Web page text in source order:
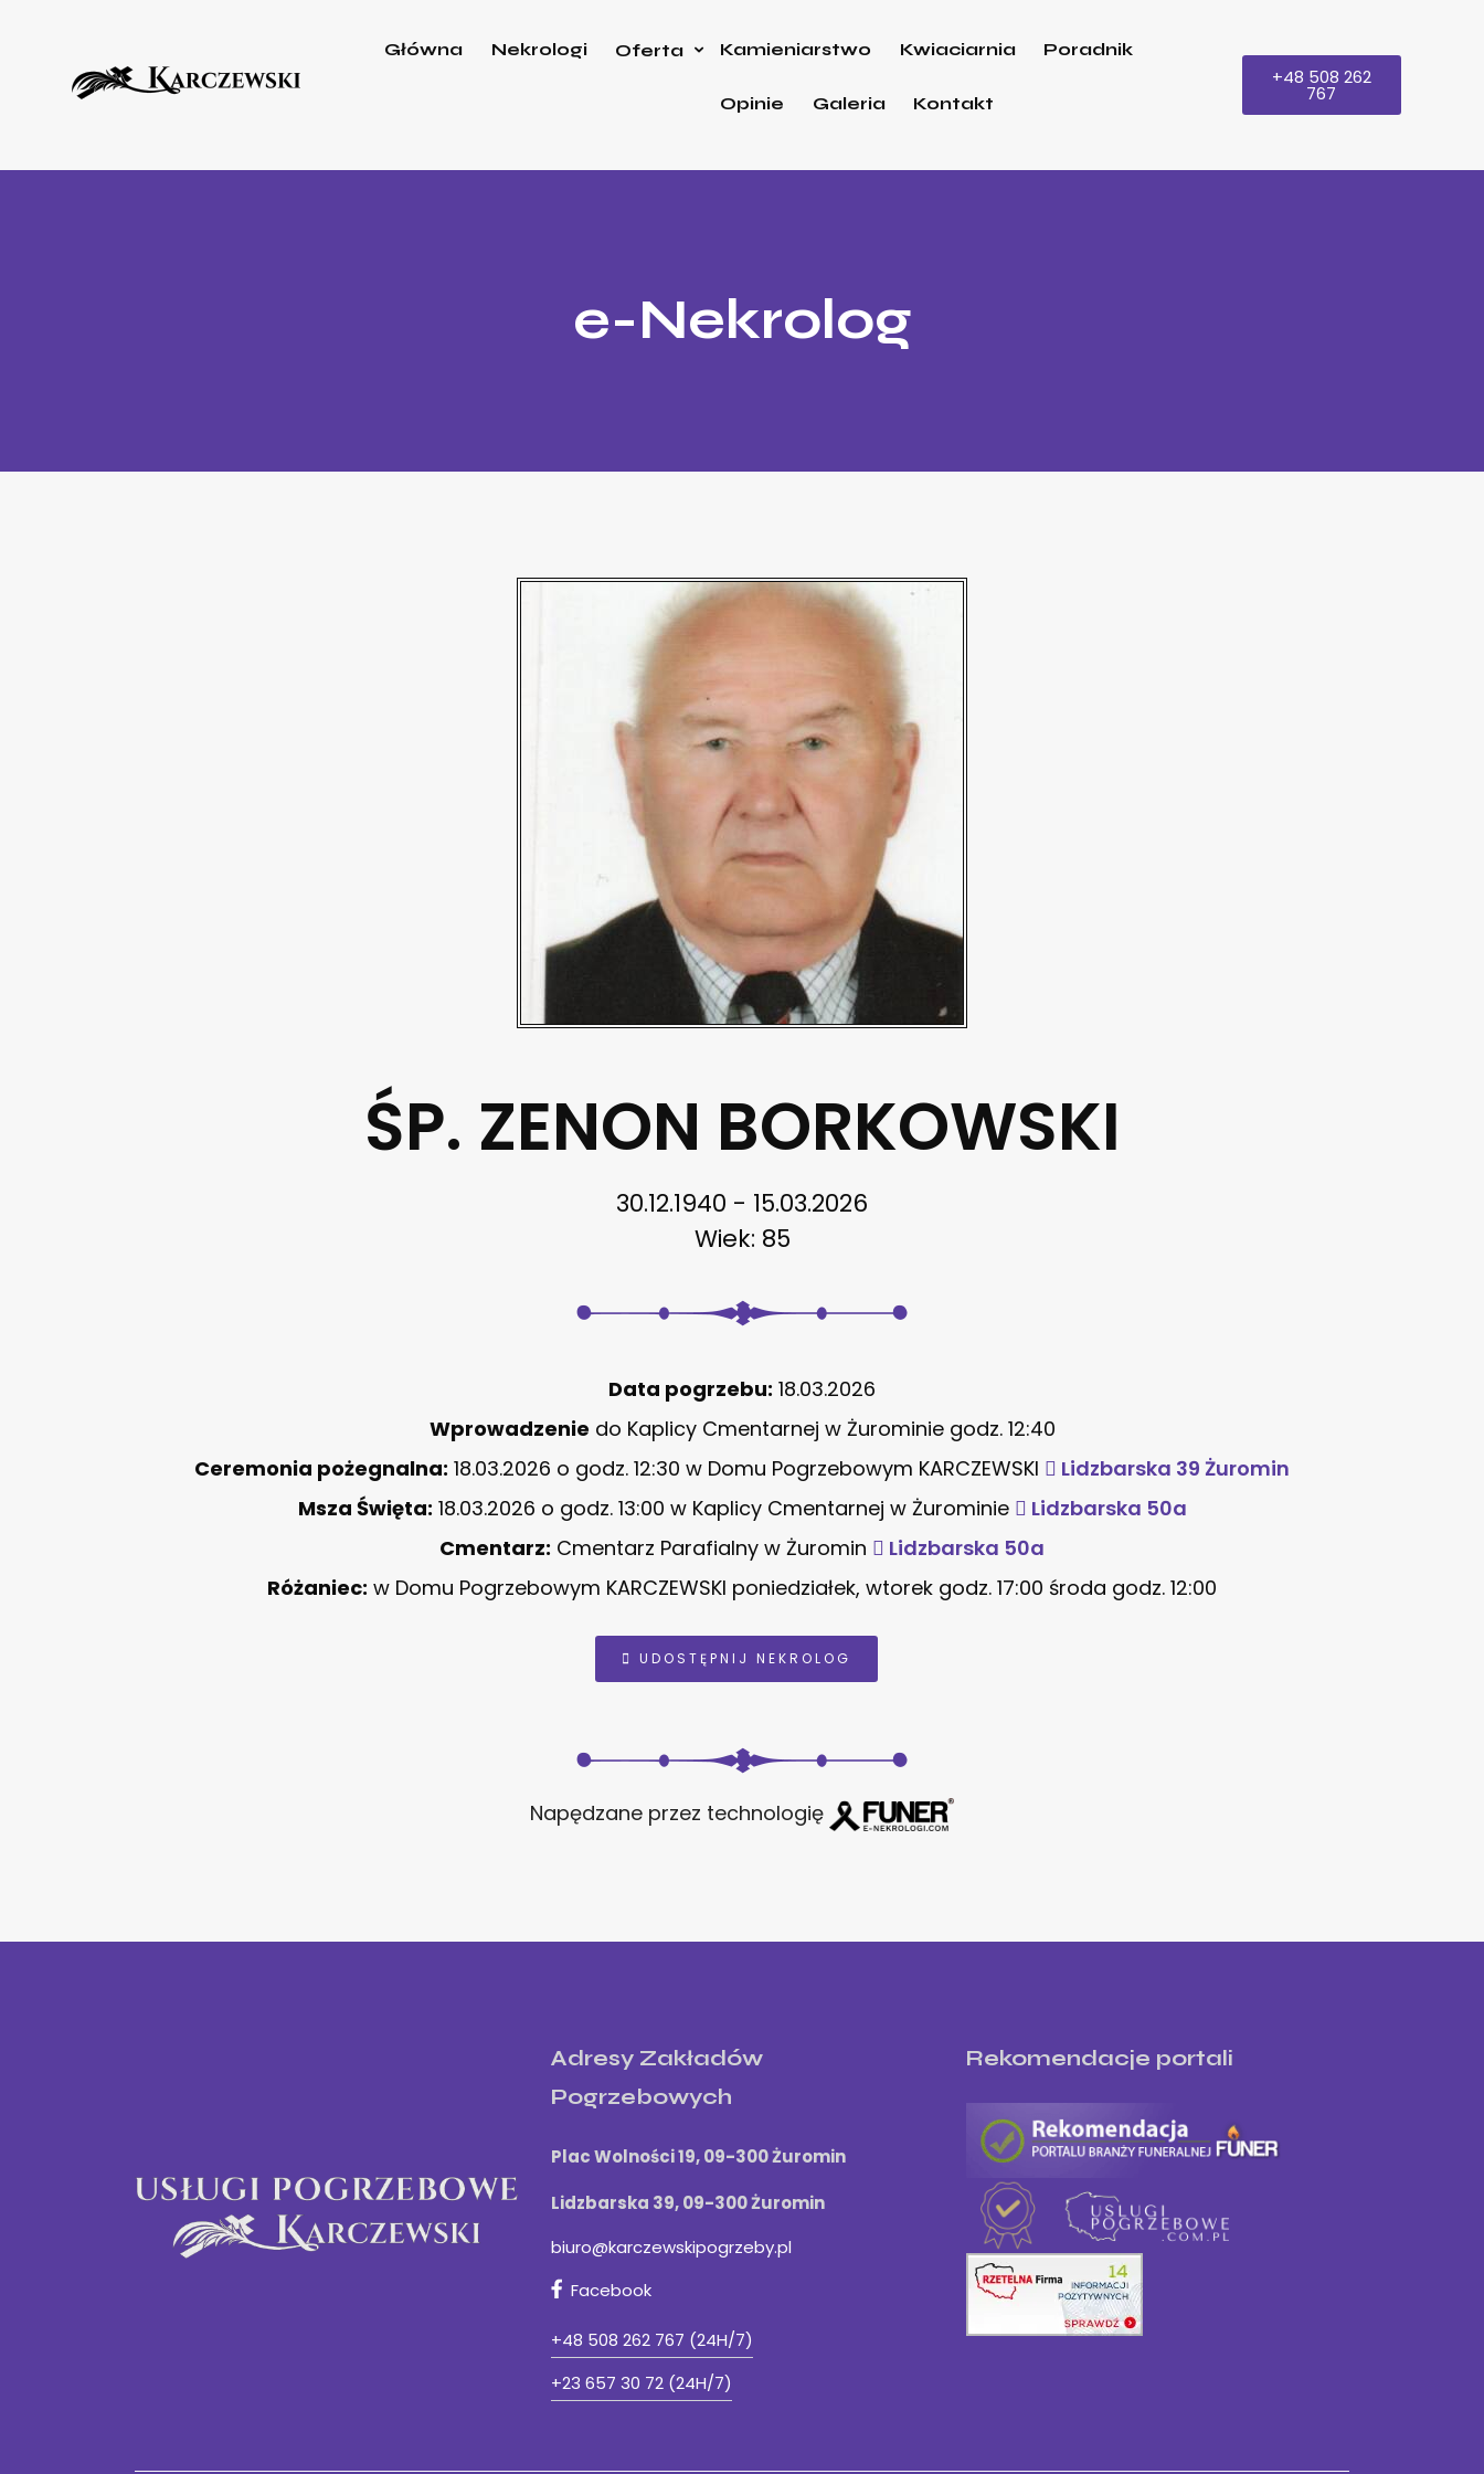
Główna Nekrologi Oferta Kamieniarstwo Kwiaciarnia Poradnik
Opinie Galeria Kontakt
+48 508 262
767
e-Nekrolog
ŚP. ZENON BORKOWSKI
30.12.1940 - 15.03.2026
Wiek: 85
Data pogrzebu: 18.03.2026
Wprowadzenie do Kaplicy Cmentarnej w Żurominie godz. 12:40
Ceremonia pożegnalna: 18.03.2026 o godz. 12:30 w Domu Pogrzebowym KARCZEWSKI
Lidzbarska 39 Żuromin
Msza Święta: 18.03.2026 o godz. 13:00 w Kaplicy Cmentarnej w Żurominie
Lidzbarska 50a
Cmentarz: Cmentarz Parafialny w Żuromin
Lidzbarska 50a
Różaniec: w Domu Pogrzebowym KARCZEWSKI poniedziałek, wtorek godz. 17:00 środa godz. 12:00
UDOSTĘPNIJ NEKROLOG
Napędzane przez technologię
Adresy Zakładów
Pogrzebowych
Plac Wolności 19,09-300 Żuromin
Lidzbarska 39, 09-300 Żuromin
biuro@karczewskipogrzeby.pl
Facebook
+48 508 262 767 (24H/7)
+23 657 30 72 (24H/7)
Rekomendacje portali